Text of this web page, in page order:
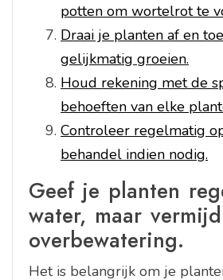
potten om wortelrot te
Draai je planten af en
gelijkmatig groeien.
Houd rekening met de
behoeften van elke
Controleer regelmatig
behandel indien nodig.
Geef je planten
water, maar vermijd
overbewatering.
Het is belangrijk om je